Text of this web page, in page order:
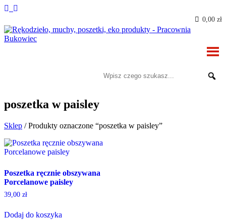
0,00 zł
poszetka w paisley
Sklep / Produkty oznaczone “poszetka w paisley”
Poszetka ręcznie obszywana
Porcelanowe paisley
39,00 zł
Dodaj do koszyka